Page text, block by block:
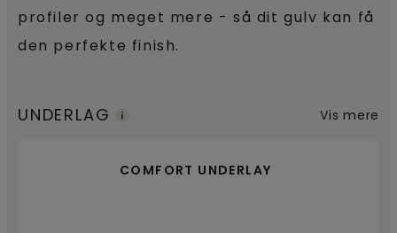
profiler og meget mere - så dit gulv kan få
den perfekte finish.
UNDERLAG
COMFORT UNDERLAY
Vis mere